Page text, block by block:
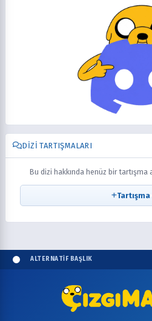
DIZI TARTIŞMALARI
Bu dizi hakkında henüz bir tartışma
Tartışma
ALTERNATİF BAŞLIK